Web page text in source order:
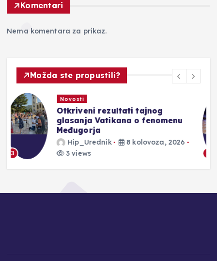
Komentari
Nema komentara za prikaz.
Možda ste propustili?
Novosti
U sklopu 10. obljetnice ARDEA
Masterclassa održan koncert
mladih pijanista
Hip_Urednik
8 kolovoza, 2026
5 views